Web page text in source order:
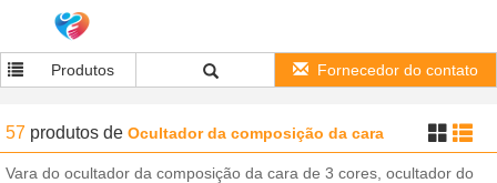
Produtos Fornecedor do contato
57 produtos de Ocultador da composição da cara
Vara do ocultador da composição da cara de 3 cores, ocultador do